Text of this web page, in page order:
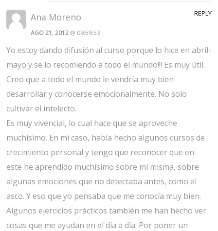
Ana Moreno
AGO 21, 2012 @ 09:59:53
Yo estoy dando difusión al curso porque lo hice en abril-
mayo y se lo recomiendo a todo el mundo!!! Es muy útil.
Creo que a todo el mundo le vendría muy bien
desarrollar y conocerse emocionalmente. No solo
cultivar el intelecto.
Es muy vivencial, lo cual hace que se aproveche
muchísimo. En mi caso, había hecho algunos cursos de
crecimiento personal y tengo que reconocer que en
este he aprendido muchísimo sobre mí misma, sobre
algunas emociones que no detectaba antes, como el
asco. Y eso que yo pensaba que me conocía muy bien.
Algunos ejercicios prácticos también me han hecho ver
cosas que me ayudan en el día a día. Por poner un
REPLY